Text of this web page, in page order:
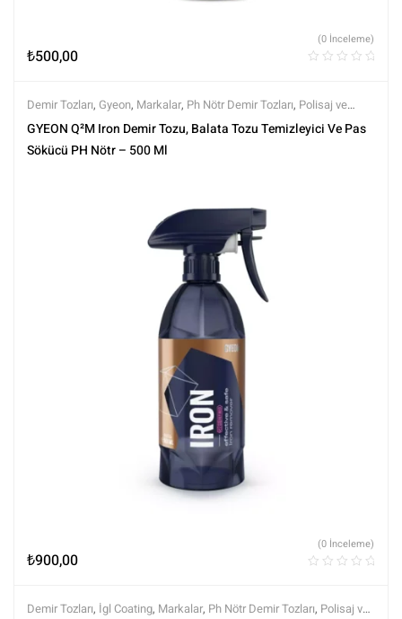
₺500,00
(0 İnceleme)
Demir Tozları, Gyeon, Markalar, Ph Nötr Demir Tozları, Polisaj ve
Parlatma,Tüm Ürünler,Tüm Ürünler,Yüzey Temizleyici ve
Arındırıcılar
GYEON Q²M Iron Demir Tozu, Balata Tozu Temizleyici Ve Pas
Sökücü PH Nötr – 500 Ml
₺900,00
(0 İnceleme)
Demir Tozları, İgl Coating, Markalar, Ph Nötr Demir Tozları, Polisaj ve